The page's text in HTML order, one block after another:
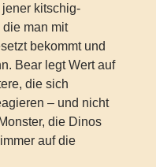
kitschig-
man mit
bekommt und
Bear legt Wert auf
die sich
– und nicht
die Dinos
auf die